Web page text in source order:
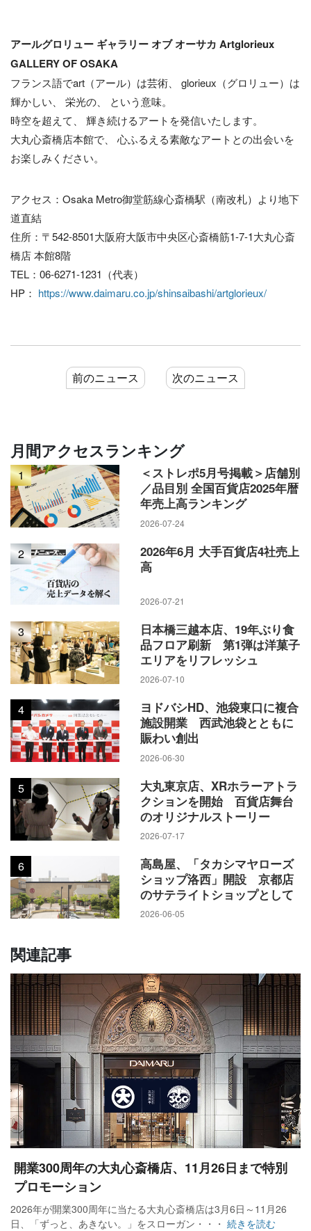
アールグロリュー ギャラリー オブ オーサカ Artglorieux
GALLERY OF OSAKA
フランス語でart（アール）は芸術、 glorieux（グロリュー）は
輝かしい、 栄光の、 という意味。
時空を超えて、 輝き続けるアートを発信いたします。
大丸心斎橋店本館で、 心ふるえる素敵なアートとの出会いを
お楽しみください。
アクセス：Osaka Metro御堂筋線心斎橋駅（南改札）より地下
道直結
住所：〒542-8501大阪府大阪市中央区心斎橋筋1-7-1大丸心斎
橋店 本館8階
TEL：06-6271-1231（代表）
HP： https://www.daimaru.co.jp/shinsaibashi/artglorieux/
前のニュース 次のニュース
月間アクセスランキング
1
＜ストレポ5月号掲載＞店舗別
／品目別 全国百貨店2025年暦
年売上高ランキング
2026-07-24
2
2026年6月 大手百貨店4社売上
高
2026-07-21
3
日本橋三越本店、19年ぶり食
品フロア刷新 第1弾は洋菓子
エリアをリフレッシュ
2026-07-10
4
ヨドバシHD、池袋東口に複合
施設開業 西武池袋とともに
賑わい創出
2026-06-30
5
大丸東京店、XRホラーアトラ
クションを開始 百貨店舞台
のオリジナルストーリー
2026-07-17
6
高島屋、「タカシマヤローズ
ショップ洛西」開設 京都店
のサテライトショップとして
2026-06-05
関連記事
開業300周年の大丸心斎橋店、11月26日まで特別
プロモーション
2026年が開業300周年に当たる大丸心斎橋店は3月6日～11月26
日、「ずっと、あきない。」をスローガン・・・ 続きを読む